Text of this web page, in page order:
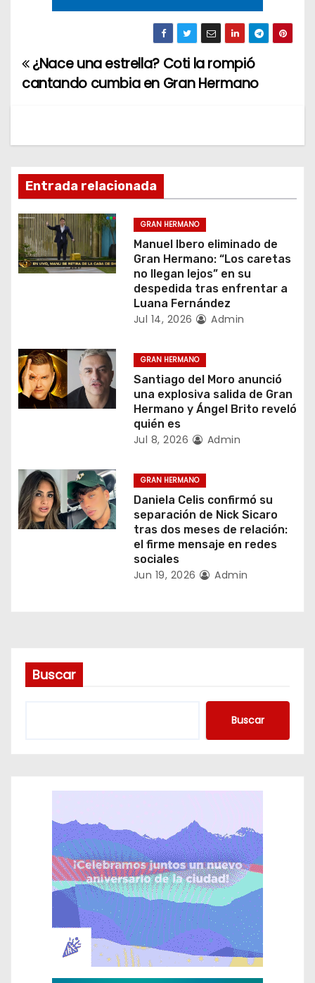
N
g
a
c
i
d
e
t
r
¿Nace una estrella? Coti la rompió
cantando cumbia en Gran Hermano
Entrada relacionada
GRAN HERMANO
Manuel Ibero eliminado de
Gran Hermano: “Los caretas
no llegan lejos” en su
despedida tras enfrentar a
Luana Fernández
Jul 14, 2026 Admin
GRAN HERMANO
Santiago del Moro anunció
una explosiva salida de Gran
Hermano y Ángel Brito reveló
quién es
Jul 8, 2026 Admin
GRAN HERMANO
Daniela Celis confirmó su
separación de Nick Sicaro
tras dos meses de relación:
el firme mensaje en redes
sociales
Jun 19, 2026 Admin
Buscar
Buscar